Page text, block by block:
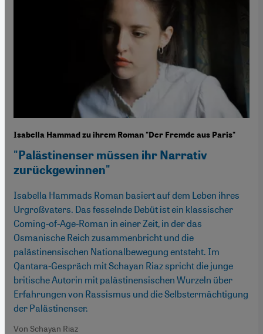
Isabella Hammad zu ihrem Roman "Der Fremde aus Paris"
"Palästinenser müssen ihr Narrativ
zurückgewinnen"
Isabella Hammads Roman basiert auf dem Leben ihres
Urgroßvaters. Das fesselnde Debüt ist ein klassischer
Coming-of-Age-Roman in einer Zeit, in der das
Osmanische Reich zusammenbricht und die
palästinensischen Nationalbewegung entsteht. Im
Qantara-Gespräch mit Schayan Riaz spricht die junge
britische Autorin mit palästinensischen Wurzeln über
Erfahrungen von Rassismus und die Selbstermächtigung
der Palästinenser.
Von Schayan Riaz